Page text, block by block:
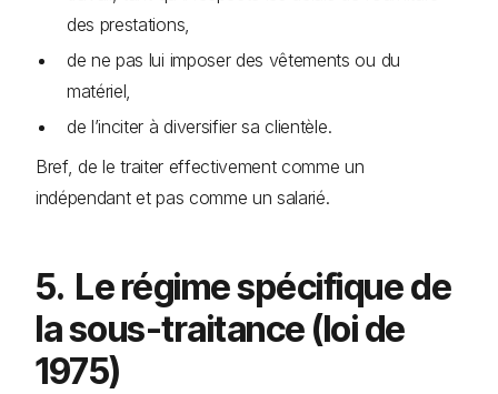
des prestations,
de ne pas lui imposer des vêtements ou du
matériel,
de l’inciter à diversifier sa clientèle.
Bref, de le traiter effectivement comme un
indépendant et pas comme un salarié.
5. Le régime spécifique de
la sous-traitance (loi de
1975)